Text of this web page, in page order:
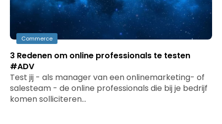
Commerce
3 Redenen om online professionals te testen
#ADV
Test jij - als manager van een onlinemarketing- of
salesteam - de online professionals die bij je bedrijf
komen solliciteren…